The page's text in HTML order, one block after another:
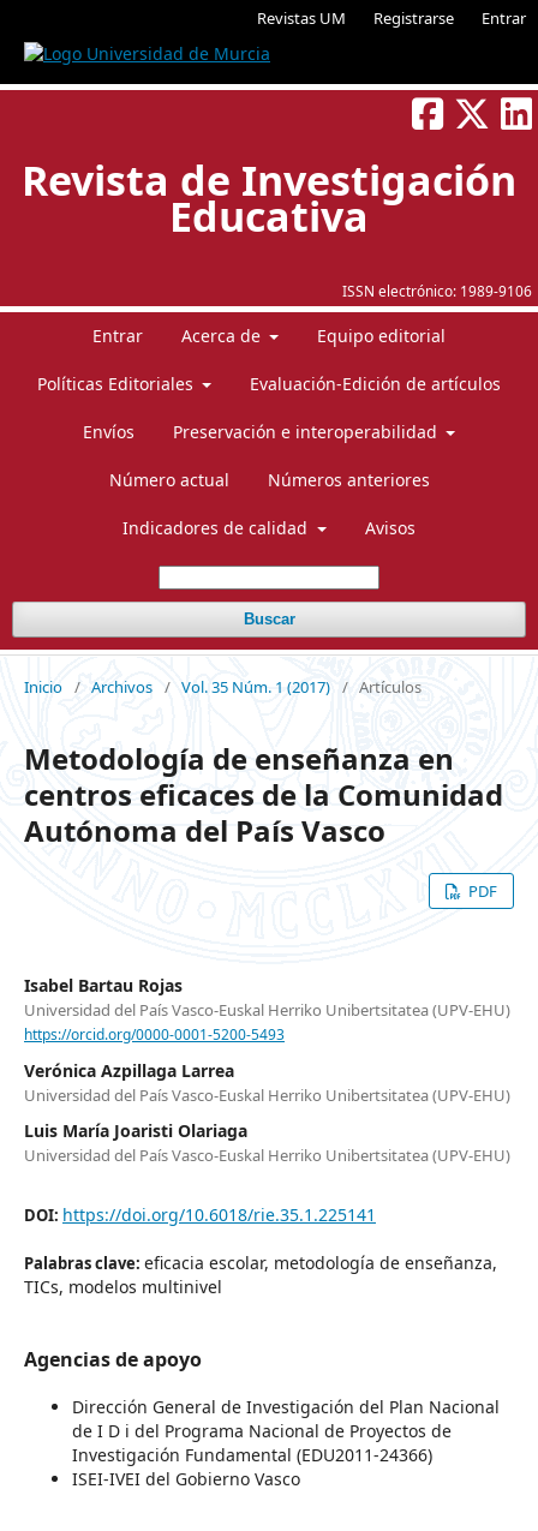
Revistas UM Registrarse Entrar
ISSN electrónico: 1989-9106
Revista de Investigación
Educativa
Entrar Acerca de Equipo editorial
Políticas Editoriales Evaluación-Edición de artículos
Envíos Preservación e interoperabilidad
Número actual Números anteriores
Indicadores de calidad Avisos
Buscar
Inicio / Archivos / Vol. 35 Núm. 1 (2017) / Artículos
Metodología de enseñanza en
centros eficaces de la Comunidad
Autónoma del País Vasco
PDF
Isabel Bartau Rojas
Universidad del País Vasco-Euskal Herriko Unibertsitatea (UPV-EHU)
https://orcid.org/0000-0001-5200-5493
Verónica Azpillaga Larrea
Universidad del País Vasco-Euskal Herriko Unibertsitatea (UPV-EHU)
Luis María Joaristi Olariaga
Universidad del País Vasco-Euskal Herriko Unibertsitatea (UPV-EHU)
DOI: https://doi.org/10.6018/rie.35.1.225141
Palabras clave: eficacia escolar, metodología de enseñanza,
TICs, modelos multinivel
Agencias de apoyo
Dirección General de Investigación del Plan Nacional
de I D i del Programa Nacional de Proyectos de
Investigación Fundamental (EDU2011-24366)
ISEI-IVEI del Gobierno Vasco